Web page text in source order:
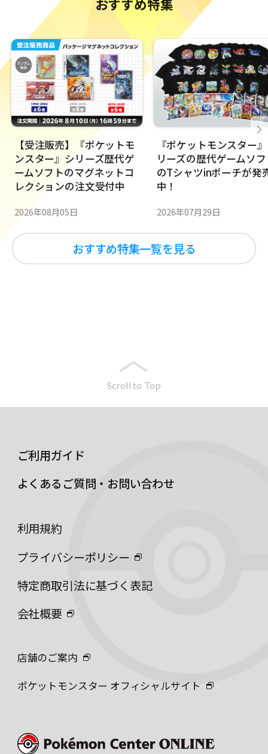
おすすめ特集
【受注販売】『ポケットモ
ンスター』シリーズ歴代ゲ
ームソフトのマグネットコ
レクションの注文受付中
2026年08月05日
『ポケットモンスター
リーズの歴代ゲームソ
のTシャツinポーチが発
中！
2026年07月29日
おすすめ特集一覧を見る
Scroll to Top
ご利用ガイド
よくあるご質問・お問い合わせ
利用規約
プライバシーポリシー
特定商取引法に基づく表記
会社概要
店舗のご案内
ポケットモンスター オフィシャルサイト